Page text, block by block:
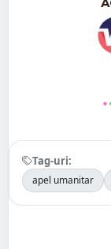
Tag-uri:
apel umanitar